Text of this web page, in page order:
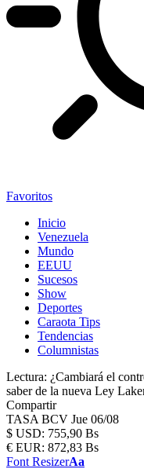
Favoritos
Inicio
Venezuela
Mundo
EEUU
Sucesos
Show
Deportes
Caraota Tips
Tendencias
Columnistas
Lectura: ¿Cambiará el
saber de la nueva Ley
Compartir
TASA BCV Jue 06/08
$ USD: 755,90 Bs
€ EUR: 872,83 Bs
Font ResizerAa